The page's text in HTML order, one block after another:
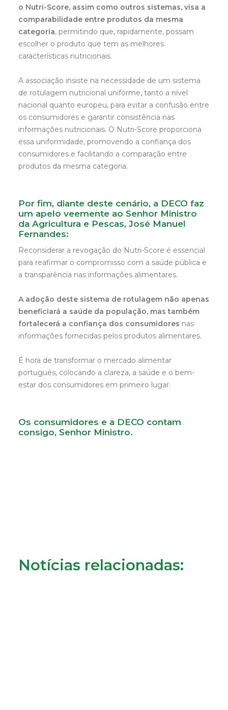
o Nutri-Score, assim como outros sistemas, visa a
comparabilidade entre produtos da mesma
categoria, permitindo que, rapidamente, possam
escolher o produto que tem as melhores
características nutricionais.
A associação insiste na necessidade de um sistema
de rotulagem nutricional uniforme, tanto a nível
nacional quanto europeu, para evitar a confusão entre
os consumidores e garantir consistência nas
informações nutricionais. O Nutri-Score proporciona
essa uniformidade, promovendo a confiança dos
consumidores e facilitando a comparação entre
produtos da mesma categoria.
Por fim, diante deste cenário, a DECO faz
um apelo veemente ao Senhor Ministro
da Agricultura e Pescas, José Manuel
Fernandes:
Reconsiderar a revogação do Nutri-Score é essencial
para reafirmar o compromisso com a saúde pública e
a transparência nas informações alimentares.
A adoção deste sistema de rotulagem não apenas
beneficiará a saúde da população, mas também
fortalecerá a confiança dos consumidores nas
informações fornecidas pelos produtos alimentares.
É hora de transformar o mercado alimentar
português, colocando a clareza, a saúde e o bem-
estar dos consumidores em primeiro lugar.
Os consumidores e a DECO contam
consigo, Senhor Ministro.
Notícias relacionadas: